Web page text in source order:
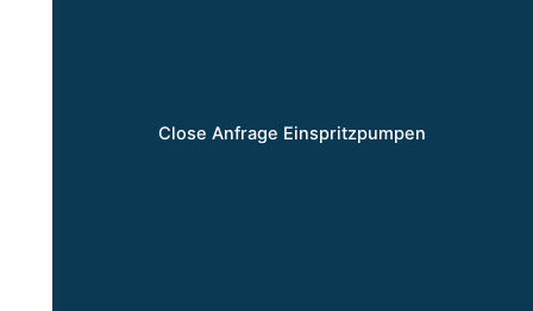
Close Anfrage Einspritzpumpen